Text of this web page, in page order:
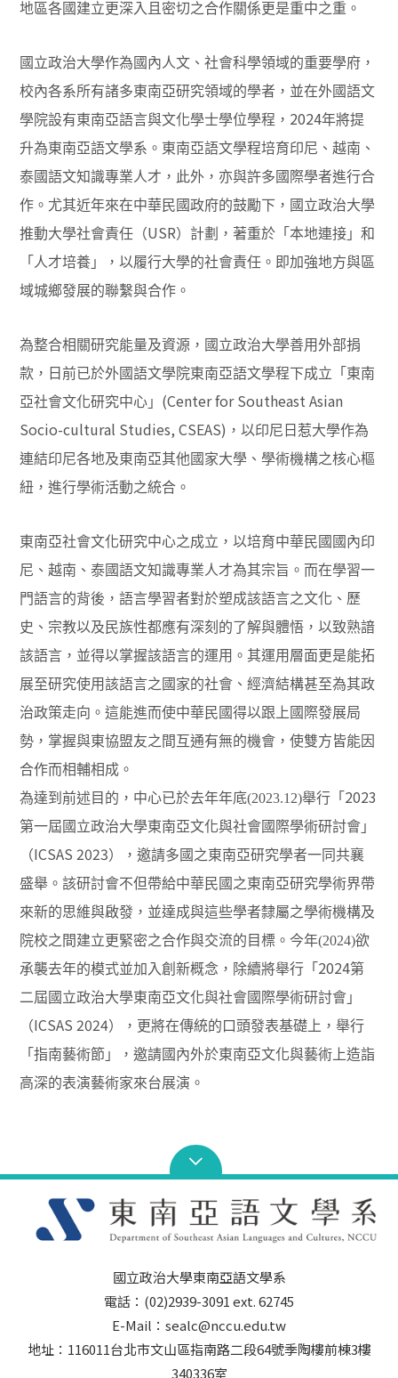
地區各國建立更深入且密切之合作關係更是重中之重。
國立政治大學作為國內人文、社會科學領域的重要學府，
校內各系所有諸多東南亞研究領域的學者，並在外國語文
學院設有東南亞語言與文化學士學位學程， 2024年將提
升為東南亞語文學系。東南亞語文學程培育印尼、越南、
泰國語文知識專業人才，此外，亦與許多國際學者進行合
作。尤其近年來在中華民國政府的鼓勵下，國立政治大學
推動大學社會責任（USR）計劃，著重於「本地連接」和
「人才培養」，以履行大學的社會責任。即加強地方與區
域城鄉發展的聯繫與合作。
為整合相關研究能量及資源，國立政治大學善用外部捐
款，日前已於外國語文學院東南亞語文學程下成立「東南
亞社會文化研究中心」 (Center for Southeast Asian
Socio-cultural Studies, CSEAS) ，以印尼日惹大學作為
連結印尼各地及東南亞其他國家大學、學術機構之核心樞
紐，進行學術活動之統合。
東南亞社會文化研究中心之成立，以培育中華民國國內印
尼、越南、泰國語文知識專業人才為其宗旨。而在學習一
門語言的背後，語言學習者對於塑成該語言之文化、歷
史、宗教以及民族性都應有深刻的了解與體悟，以致熟諳
該語言，並得以掌握該語言的運用。其運用層面更是能拓
展至研究使用該語言之國家的社會、經濟結構甚至為其政
治政策走向。這能進而使中華民國得以跟上國際發展局
勢，掌握與東協盟友之間互通有無的機會，使雙方皆能因
合作而相輔相成。
為達到前述目的，中心已於去年年底(2023.12)舉行「 2023
第一屆國立政治大學東南亞文化與社會國際學術研討會」
（ICSAS 2023），邀請多國之東南亞研究學者一同共襄
盛舉。該研討會不但帶給中華民國之東南亞研究學術界帶
來新的思維與啟發，並達成與這些學者隸屬之學術機構及
院校之間建立更緊密之合作與交流的目標。今年(2024)欲
承襲去年的模式並加入創新概念，除續將舉行「 2024第
二屆國立政治大學東南亞文化與社會國際學術研討會」
（ICSAS 2024），更將在傳統的口頭發表基礎上，舉行
「指南藝術節」，邀請國內外於東南亞文化與藝術上造詣
高深的表演藝術家來台展演。
國立政治大學東南亞語文學系
電話：(02)2939-3091 ext. 62745
E-Mail：sealc@nccu.edu.tw
地址：116011台北市文山區指南路二段64號季陶樓前棟3樓
340336室